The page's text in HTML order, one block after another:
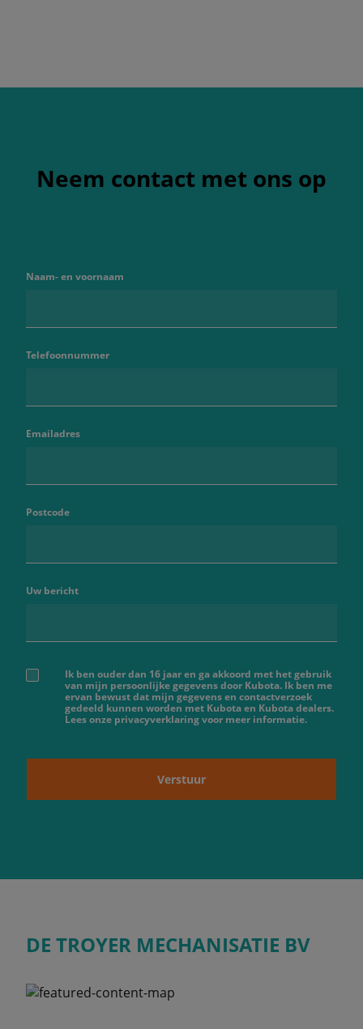
Neem contact met ons op
Naam- en voornaam
Telefoonnummer
Emailadres
Postcode
Uw bericht
Ik ben ouder dan 16 jaar en ga akkoord met het gebruik
van mijn persoonlijke gegevens door Kubota. Ik ben me
ervan bewust dat mijn gegevens en contactverzoek
gedeeld kunnen worden met Kubota en Kubota dealers.
Lees onze privacyverklaring voor meer informatie.
Verstuur
DE TROYER MECHANISATIE BV